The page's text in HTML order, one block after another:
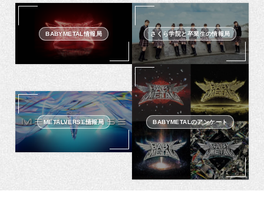
BABYMETAL情報局 さくら学院と卒業生の情報局
METALVERSE情報局 BABYMETALのアンケート